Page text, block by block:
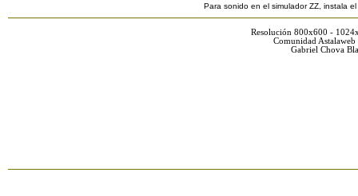
Para sonido en el simulador ZZ, instala
Resolución 800x600 -
Comunidad
Gabriel Chova